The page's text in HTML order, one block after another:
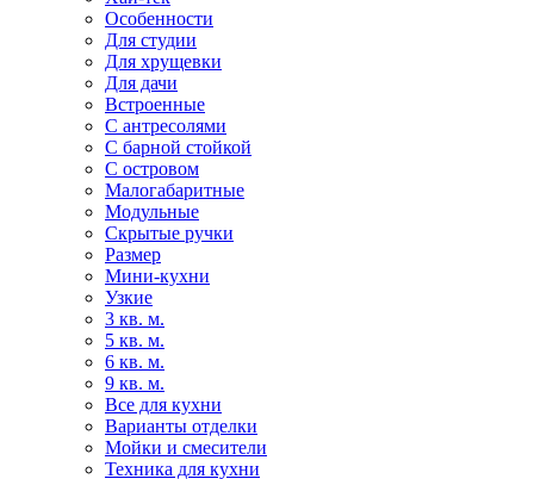
Особенности
Для студии
Для хрущевки
Для дачи
Встроенные
С антресолями
С барной стойкой
С островом
Малогабаритные
Модульные
Скрытые ручки
Размер
Мини-кухни
Узкие
3 кв. м.
5 кв. м.
6 кв. м.
9 кв. м.
Все для кухни
Варианты отделки
Мойки и смесители
Техника для кухни